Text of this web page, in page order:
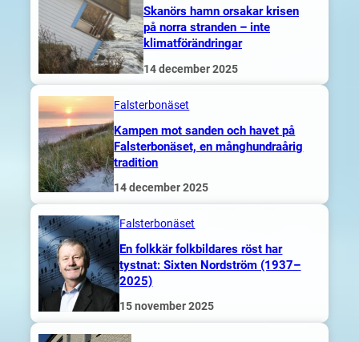
Skanörs hamn orsakar krisen
på norra stranden – inte
klimatförändringar
14 december 2025
Falsterbonäset
Kampen mot sanden och havet på
Falsterbonäset, en månghundraårig
tradition
14 december 2025
Falsterbonäset
En folkkär folkbildares röst har
tystnat: Sixten Nordström (1937–
2025)
15 november 2025